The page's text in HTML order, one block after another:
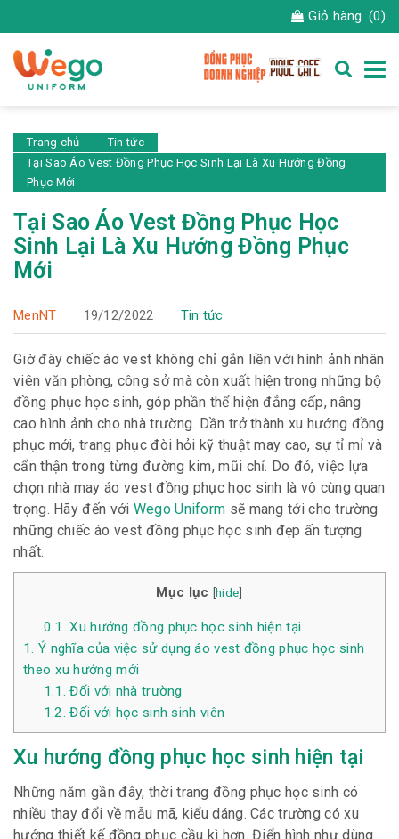
Giỏ hàng (0)
Trang chủ
Tin tức
Tại Sao Áo Vest Đồng Phục Học Sinh Lại Là Xu Hướng Đồng
Phục Mới
Tại Sao Áo Vest Đồng Phục Học
Sinh Lại Là Xu Hướng Đồng Phục
Mới
MenNT 19/12/2022 Tin tức
Giờ đây chiếc áo vest không chỉ gắn liền với hình ảnh nhân
viên văn phòng, công sở mà còn xuất hiện trong những bộ
đồng phục học sinh, góp phần thể hiện đẳng cấp, nâng
cao hình ảnh cho nhà trường. Dần trở thành xu hướng đồng
phục mới, trang phục đòi hỏi kỹ thuật may cao, sự tỉ mỉ và
cẩn thận trong từng đường kim, mũi chỉ. Do đó, việc lựa
chọn nhà may áo vest đồng phục học sinh là vô cùng quan
trọng. Hãy đến với Wego Uniform sẽ mang tới cho trường
những chiếc áo vest đồng phục học sinh đẹp ấn tượng
nhất.
Mục lục [hide]
0.1. Xu hướng đồng phục học sinh hiện tại
1. Ý nghĩa của việc sử dụng áo vest đồng phục học sinh
theo xu hướng mới
1.1. Đối với nhà trường
1.2. Đối với học sinh sinh viên
Xu hướng đồng phục học sinh hiện tại
Những năm gần đây, thời trang đồng phục học sinh có
nhiều thay đổi về mẫu mã, kiểu dáng. Các trường có xu
hướng thiết kế đồng phục cầu kì hơn. Điển hình như dùng